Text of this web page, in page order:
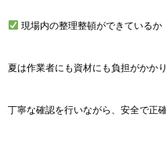
現場内の整理整頓ができているか
夏は作業者にも資材にも負担がかか
丁寧な確認を行いながら、安全で正